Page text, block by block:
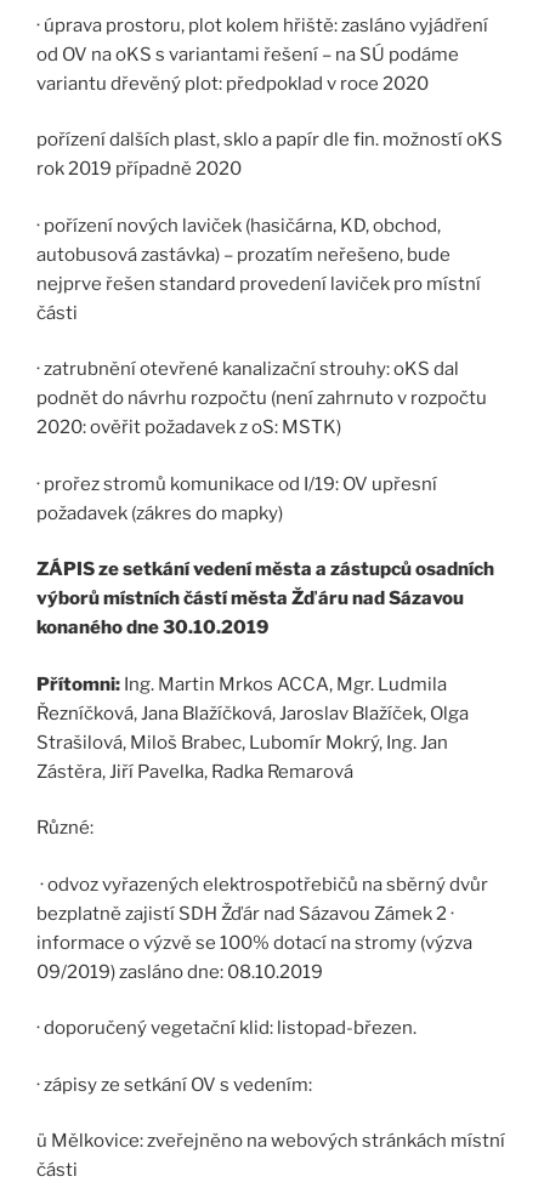
· úprava prostoru, plot kolem hřiště: zasláno vyjádření
od OV na oKS s variantami řešení – na SÚ podáme
variantu dřevěný plot: předpoklad v roce 2020
pořízení dalších plast, sklo a papír dle fin. možností oKS
rok 2019 případně 2020
· pořízení nových laviček (hasičárna, KD, obchod,
autobusová zastávka) – prozatím neřešeno, bude
nejprve řešen standard provedení laviček pro místní
části
· zatrubnění otevřené kanalizační strouhy: oKS dal
podnět do návrhu rozpočtu (není zahrnuto v rozpočtu
2020: ověřit požadavek z oS: MSTK)
· prořez stromů komunikace od I/19: OV upřesní
požadavek (zákres do mapky)
ZÁPISze setkání vedení města a zástupců osadních
výborů místních částí města Žďáru nad Sázavou
konaného dne 30.10.2019
Přítomni: Ing. Martin Mrkos ACCA, Mgr. Ludmila
Řezníčková, Jana Blažíčková, Jaroslav Blažíček, Olga
Strašilová, Miloš Brabec, Lubomír Mokrý, Ing. Jan
Zástěra, Jiří Pavelka, Radka Remarová
Různé:
· odvoz vyřazených elektrospotřebičů na sběrný dvůr
bezplatně zajistí SDH Žďár nad Sázavou Zámek 2 ·
informace o výzvě se 100% dotací na stromy (výzva
09/2019) zasláno dne: 08.10.2019
· doporučený vegetační klid: listopad-březen.
· zápisy ze setkání OV s vedením:
ü Mělkovice: zveřejněno na webových stránkách místní
části